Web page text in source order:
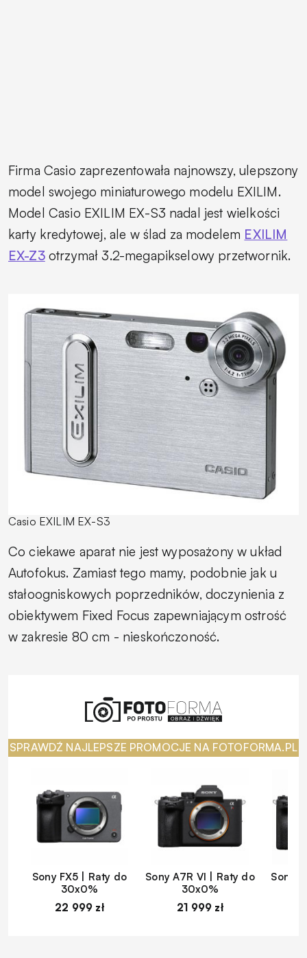
Firma Casio zaprezentowała najnowszy, ulepszony
model swojego miniaturowego modelu EXILIM.
Model Casio EXILIM EX-S3 nadal jest wielkości
karty kredytowej, ale w ślad za modelem EXILIM
EX-Z3otrzymał 3.2-megapikselowy przetwornik.
Casio EXILIM EX-S3
Co ciekawe aparat nie jest wyposażony w układ
Autofokus. Zamiast tego mamy, podobnie jak u
stałoogniskowych poprzedników, doczynienia z
obiektywem Fixed Focus zapewniającym ostrość
w zakresie 80 cm - nieskończoność.
SPRAWDŹ NAJLEPSZE PROMOCJE NA FOTOFORMA.PL
Sony FX5 | Raty do
30x0%
22 999 zł
Sony A7R VI | Raty do
30x0%
21 999 zł
Sony